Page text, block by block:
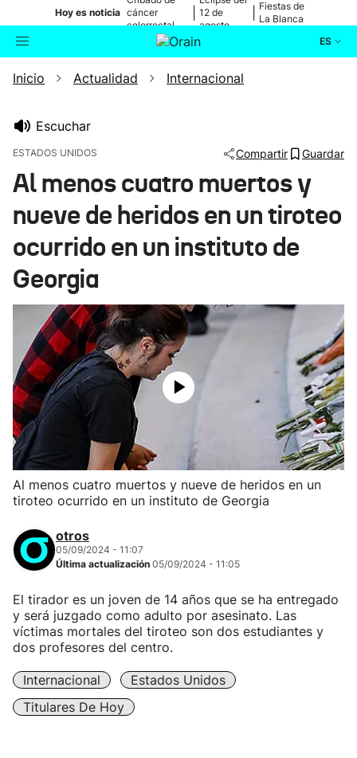
Hoy es noticia cáncer
colorrectal
12 de
agosto
Fiestas de
La Blanca
ES
Buscador Actualidad
Ikusmiran
Eguraldia
Inicio Actualidad Internacional
Escuchar
ESTADOS UNIDOS Compartir Guardar
Al menos cuatro muertos y
nueve de heridos en un tiroteo
ocurrido en un instituto de
Georgia
Al menos cuatro muertos y nueve de heridos en un
tiroteo ocurrido en un instituto de Georgia
otros
05/09/2024 - 11:07
Última actualización 05/09/2024 - 11:05
El tirador es un joven de 14 años que se ha entregado
y será juzgado como adulto por asesinato. Las
víctimas mortales del tiroteo son dos estudiantes y
dos profesores del centro.
Internacional
Estados Unidos
Titulares De Hoy